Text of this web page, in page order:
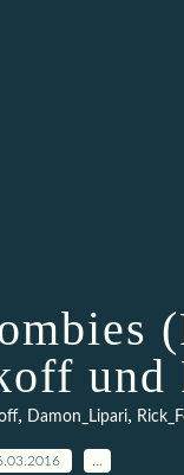
und
, Damon_Lipari,